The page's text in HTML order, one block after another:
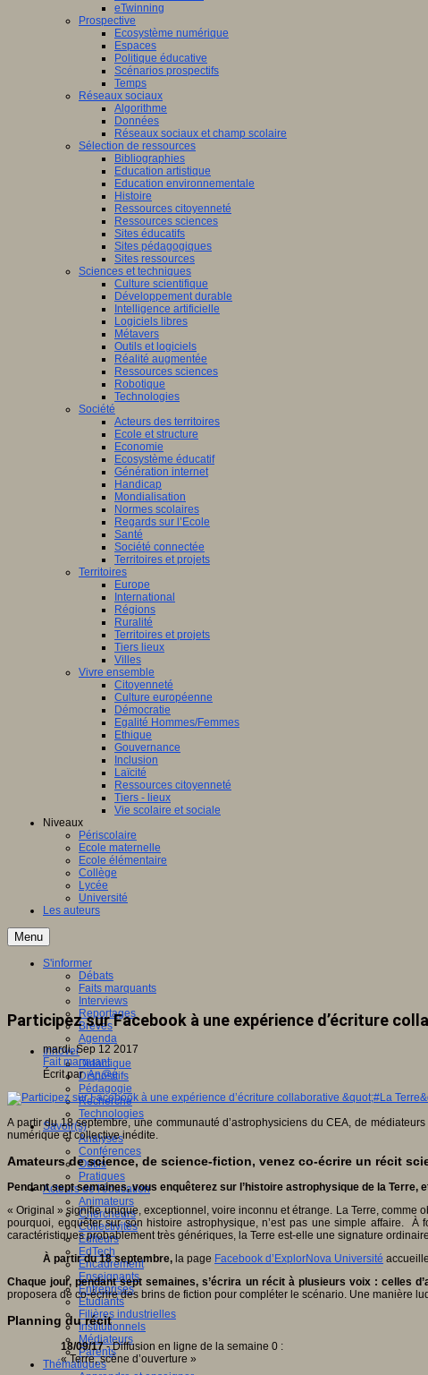
eTwinning
Prospective
Ecosystème numérique
Espaces
Politique éducative
Scénarios prospectifs
Temps
Réseaux sociaux
Algorithme
Données
Réseaux sociaux et champ scolaire
Sélection de ressources
Bibliographies
Education artistique
Education environnementale
Histoire
Ressources citoyenneté
Ressources sciences
Sites éducatifs
Sites pédagogiques
Sites ressources
Sciences et techniques
Culture scientifique
Développement durable
Intelligence artificielle
Logiciels libres
Métavers
Outils et logiciels
Réalité augmentée
Ressources sciences
Robotique
Technologies
Société
Acteurs des territoires
Ecole et structure
Economie
Ecosystème éducatif
Génération internet
Handicap
Mondialisation
Normes scolaires
Regards sur l’Ecole
Santé
Société connectée
Territoires et projets
Territoires
Europe
International
Régions
Ruralité
Territoires et projets
Tiers lieux
Villes
Vivre ensemble
Citoyenneté
Culture européenne
Démocratie
Egalité Hommes/Femmes
Ethique
Gouvernance
Inclusion
Laïcité
Ressources citoyenneté
Tiers - lieux
Vie scolaire et sociale
Niveaux
Périscolaire
Ecole maternelle
Ecole élémentaire
Collège
Lycée
Université
Les auteurs
Menu
S'informer
Débats
Faits marquants
Interviews
Reportages
Brèves
Agenda
Innover
Didactique
Dispositifs
Pédagogie
Recherche
Technologies
Savoir(s)
Analyses
Conférences
Outils
Pratiques
Acteurs de l'éducation
Animateurs
Chercheurs
Collectivités
Editeurs
EdTech
Encadrement
Enseignants
Entreprises
Etudiants
Filières industrielles
Institutionnels
Médiateurs
Parents
Thématiques
Participez sur Facebook à une expérience d’écriture
mardi, Sep 12 2017
Fait marquant
Écrit parAn@é
A partir du 18 septembre, une communauté d’astrophysiciens du CEA, de
numérique et collective inédite.
Amateurs de science, de science-fiction, venez co-écrire un récit
Pendant sept semaines, vous enquêterez sur l’histoire astrophysique de la Terre,
​« Original » signifie unique, exceptionnel, voire inconnu et étrange. La Terre,
pourquoi, enquêter sur son histoire astrophysique, n’est pas une simple affaire. À
caractéristiques probablement très génériques, la Terre est-elle une signature
À partir du 18 septembre, la page Facebook d’ExplorNova Université
Chaque jour, pendant sept semaines, s’écrira un récit à plusieurs voix : celles
proposera de co-écrire des brins de fiction pour compléter le scénario. Une manière
Planning du récit
18/09/17- Diffusion en ligne de la semaine 0 :
« Terre, scène d’ouverture »